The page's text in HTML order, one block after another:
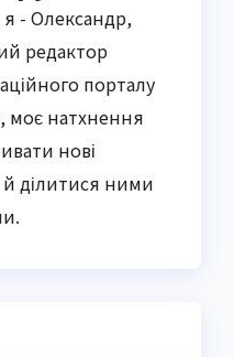
я - Олександр,
редактор
порталу
моє натхнення
нові
ділитися ними